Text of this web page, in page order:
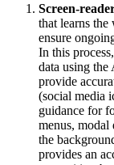
Screen-
that learns the
ensure
In this
data using
provide
(social media
guidance for
menus, modal
the
provides an